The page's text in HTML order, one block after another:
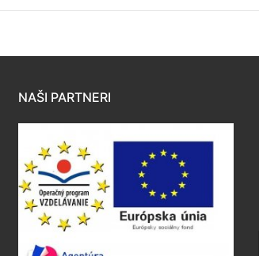
NAŠI PARTNERI